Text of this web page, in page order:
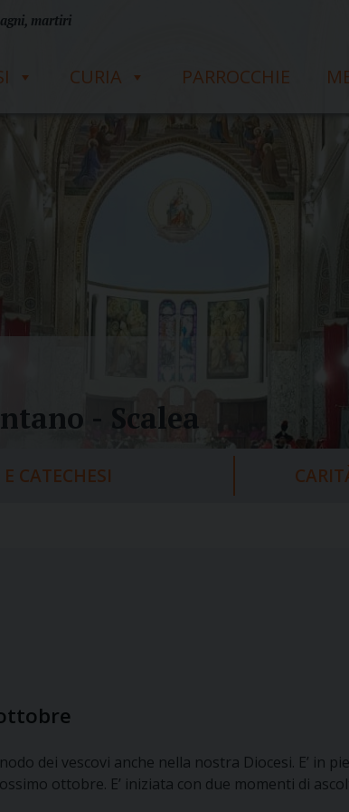
martiri
CURIA PARROCCHIE
- Scalea
CATECHESI
dei vescovi anche nella nostra Diocesi. E’
ottobre. E’ iniziata con due momenti di